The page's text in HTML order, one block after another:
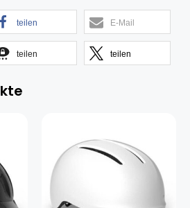
teilen E-Mail
teilen teilen